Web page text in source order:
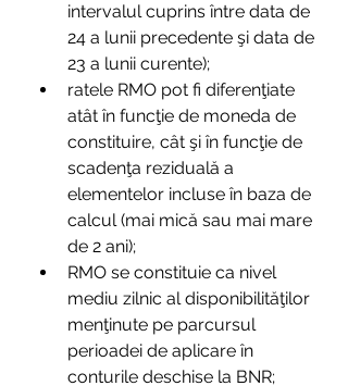
intervalul cuprins între data de
24 a lunii precedente şi data de
23 a lunii curente);
ratele RMO pot fi diferenţiate
atât în funcţie de moneda de
constituire, cât şi în funcţie de
scadenţa reziduală a
elementelor incluse în baza de
calcul (mai mică sau mai mare
de 2 ani);
RMO se constituie ca nivel
mediu zilnic al disponibilităţilor
menţinute pe parcursul
perioadei de aplicare în
conturile deschise la BNR;